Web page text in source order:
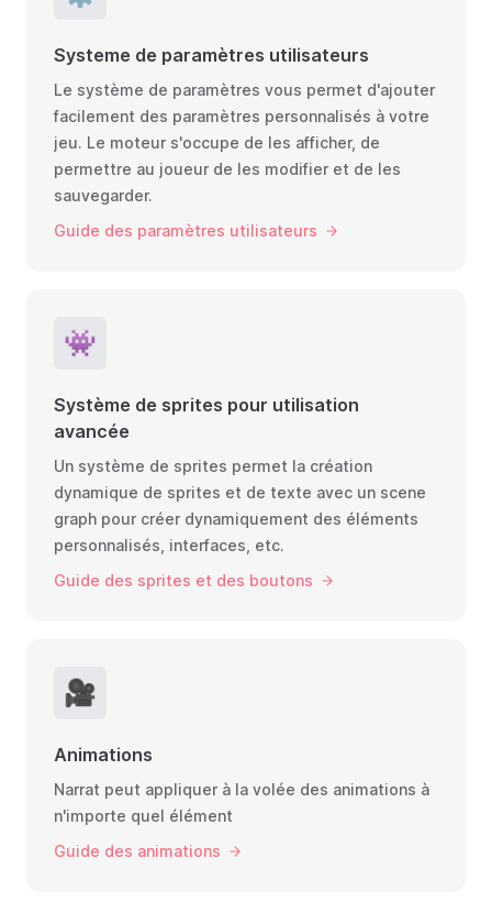
Systeme de paramètres utilisateurs
Le système de paramètres vous permet d'ajouter
facilement des paramètres personnalisés à votre
jeu. Le moteur s'occupe de les afficher, de
permettre au joueur de les modifier et de les
sauvegarder.
Guide des paramètres utilisateurs
👾
Système de sprites pour utilisation
avancée
Un système de sprites permet la création
dynamique de sprites et de texte avec un scene
graph pour créer dynamiquement des éléments
personnalisés, interfaces, etc.
Guide des sprites et des boutons
🎥
Animations
Narrat peut appliquer à la volée des animations à
n'importe quel élément
Guide des animations